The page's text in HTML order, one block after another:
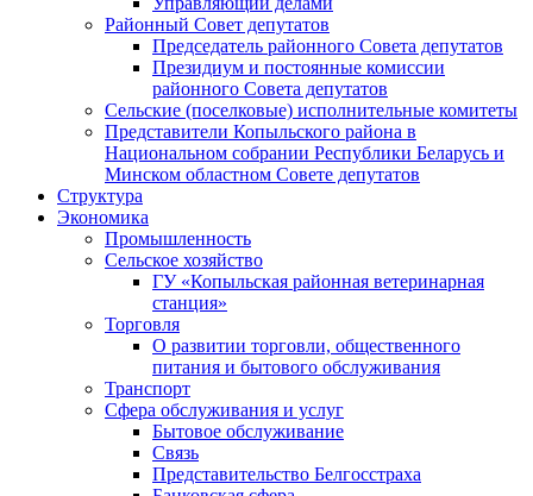
Районный Совет депутатов
Председатель районного Совета депутатов
Президиум и постоянные комиссии
районного Совета депутатов
Сельские (поселковые) исполнительные комитеты
Представители Копыльского района в
Национальном собрании Республики Беларусь и
Минском областном Совете депутатов
Структура
Экономика
Промышленность
Сельское хозяйство
ГУ «Копыльская районная ветеринарная
станция»
Торговля
О развитии торговли, общественного
питания и бытового обслуживания
Транспорт
Сфера обслуживания и услуг
Бытовое обслуживание
Связь
Представительство Белгосстраха